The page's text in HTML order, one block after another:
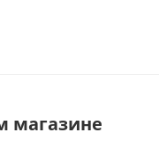
магазине